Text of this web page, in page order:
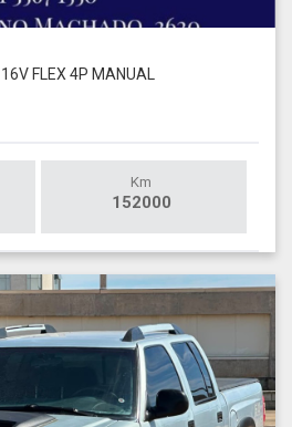
FLEX 4P MANUAL
Km
152000